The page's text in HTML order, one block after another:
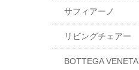
サフィアーノ
リビングチェアー
BOTTEGA VENETA